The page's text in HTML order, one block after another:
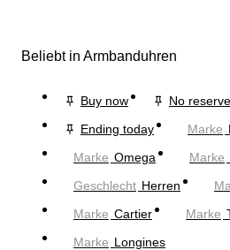
Beliebt in Armbanduhren
Buy now
No
Ending today
Marke
Marke Omega Marke
Geschlecht Herren
Marke Cartier Marke
Marke Longines